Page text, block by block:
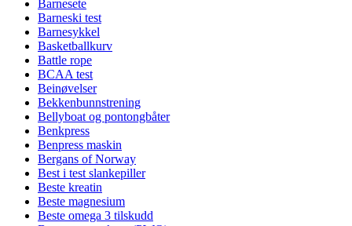
Barnesete
Barneski test
Barnesykkel
Basketballkurv
Battle rope
BCAA test
Beinøvelser
Bekkenbunnstrening
Bellyboat og pontongbåter
Benkpress
Benpress maskin
Bergans of Norway
Best i test slankepiller
Beste kreatin
Beste magnesium
Beste omega 3 tilskudd